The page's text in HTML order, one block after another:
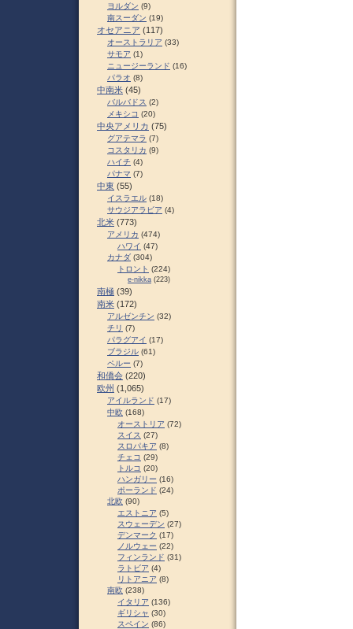
ヨルダン (9)
南スーダン (19)
オセアニア (117)
オーストラリア (33)
サモア (1)
ニュージーランド (16)
パラオ (8)
中南米 (45)
バルバドス (2)
メキシコ (20)
中央アメリカ (75)
グアテマラ (7)
コスタリカ (9)
ハイチ (4)
パナマ (7)
中東 (55)
イスラエル (18)
サウジアラビア (4)
北米 (773)
アメリカ (474)
ハワイ (47)
カナダ (304)
トロント (224)
e-nikka (223)
南極 (39)
南米 (172)
アルゼンチン (32)
チリ (7)
パラグアイ (17)
ブラジル (61)
ペルー (7)
和僑会 (220)
欧州 (1,065)
アイルランド (17)
中欧 (168)
オーストリア (72)
スイス (27)
スロパキア (8)
チェコ (29)
トルコ (20)
ハンガリー (16)
ポーランド (24)
北欧 (90)
エストニア (5)
スウェーデン (27)
デンマーク (17)
ノルウェー (22)
フィンランド (31)
ラトビア (4)
リトアニア (8)
南欧 (238)
イタリア (136)
ギリシャ (30)
スペイン (86)